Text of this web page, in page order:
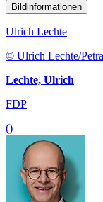
Bildinformationen
Ulrich Lechte
© Ulrich Lechte/
Lechte, Ulrich
FDP
()